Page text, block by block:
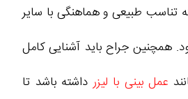
تناسب طبیعی و هماهنگی با سایر
همچنین جراح باید آشنایی کامل
عمل بینی با لیزرداشته باشد تا